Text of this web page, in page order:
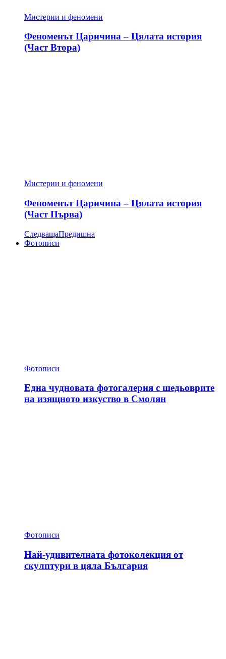
Мистерии и феномени
Феноменът Царичина – Цялата история
(Част Втора)
Мистерии и феномени
Феноменът Царичина – Цялата история
(Част Първа)
СледващаПредишна
Фотописи
Фотописи
Една чудновата фотогалерия с шедьоврите
на изящното изкуство в Смолян
Фотописи
Най-удивителната фотоколекция от
скулптури в цяла България